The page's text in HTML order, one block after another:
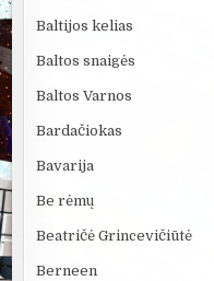
Baltijos kelias
Baltos snaigės
Baltos Varnos
Bardačiokas
Bavarija
Be rėmų
Beatričė Grincevičiūtė
Berneen